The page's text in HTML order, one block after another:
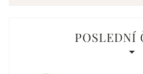
POSLEDNÍ